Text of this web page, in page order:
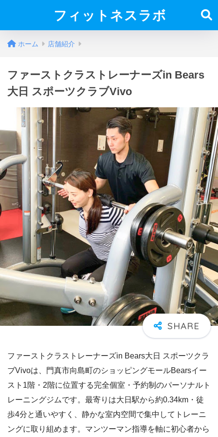
フィットネスラボ
ホーム 店舗紹介
ファーストクラストレーナーズin Bears
大日 スポーツクラブVivo
ファーストクラストレーナーズin Bears大日 スポーツクラ
ブVivoは、門真市向島町のショッピングモールBearsイー
スト1階・2階に位置する完全個室・予約制のパーソナルト
レーニングジムです。最寄りは大日駅から約0.34km・徒
歩4分と通いやすく、静かな室内空間で集中してトレーニ
ングに取り組めます。マンツーマン指導を軸に初心者から